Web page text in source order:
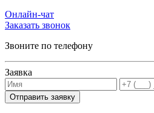
Онлайн-чат
Заказать звонок
Звоните по телефону
Заявка